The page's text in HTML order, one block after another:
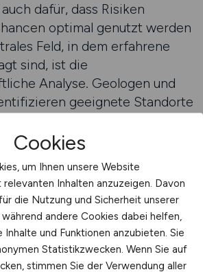
dafür, dass Risiken
optimal genutzt werden
Feld, in dem erfahrene
sind, ist die
Analyse. Geologen und
geeignete Standorte
Ihre Erfahrung erlaubt
zu vermeiden. Gleichzeitig
für die Arbeit von
die technischen Konzepte für
und Anlagenbau
Cookies
um Ihnen unsere Website
Inhalten anzuzeigen. Davon
die Nutzung und Sicherheit unserer
andere Cookies dabei helfen,
Inhalte und Funktionen anzubieten. Sie
Statistikzwecken. Wenn Sie auf
stimmen Sie der Verwendung aller